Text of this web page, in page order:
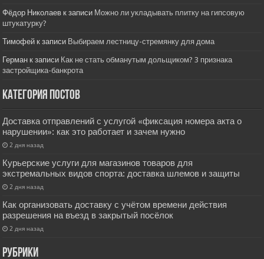
Фёдор Николаев к записи Можно ли укладывать плитку на гипсовую
штукатурку?
Тимофей к записи Выбираем лестницу-стремянку для дома
Герман к записи Как не стать обманутым дольщиком? 3 признака
застройщика-банкрота
Категория постов
Доставка отправлений с услугой «фиксация номера акта о
нарушении»: как это работает и зачем нужно
2 дня назад
Курьерские услуги для магазинов товаров для
экстремальных видов спорта: доставка шлемов и защиты
2 дня назад
Как организовать доставку с учётом времени действия
разрешения на въезд в закрытый посёлок
2 дня назад
РУбрики